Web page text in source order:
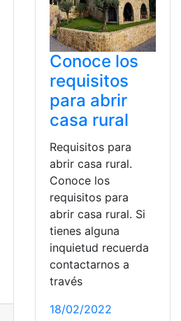
Conoce los
requisitos
para abrir
casa rural
Requisitos para
abrir casa rural.
Conoce los
requisitos para
abrir casa rural. Si
tienes alguna
inquietud recuerda
contactarnos a
través
18/02/2022